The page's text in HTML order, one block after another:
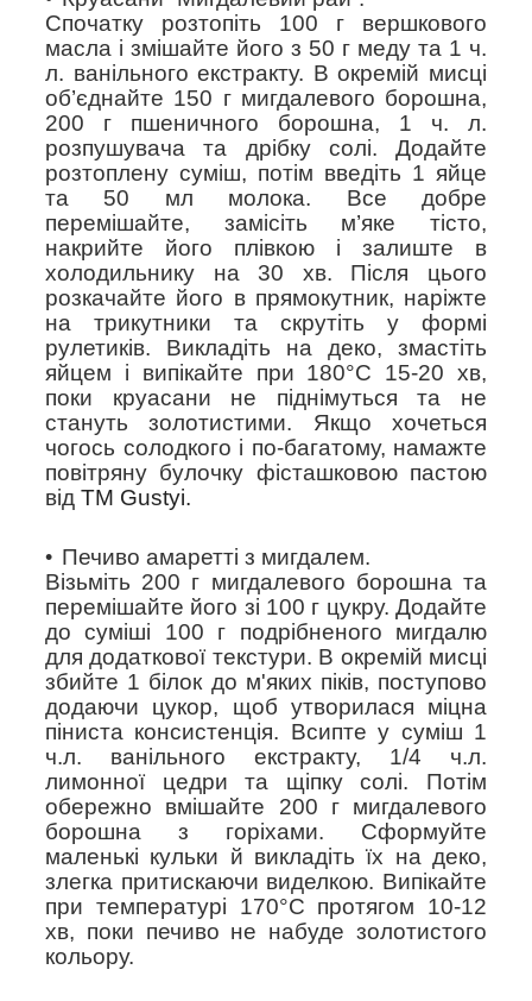
Спочатку розтопіть 100 г вершкового
масла і змішайте його з 50 г меду та 1 ч.
л. ванільного екстракту. В окремій мисці
об’єднайте 150 г мигдалевого борошна,
200 г пшеничного борошна, 1 ч. л.
розпушувача та дрібку солі. Додайте
розтоплену суміш, потім введіть 1 яйце
та 50 мл молока. Все добре
перемішайте, замісіть м’яке тісто,
накрийте його плівкою і залиште в
холодильнику на 30 хв. Після цього
розкачайте його в прямокутник, наріжте
на трикутники та скрутіть у формі
рулетиків. Викладіть на деко, змастіть
яйцем і випікайте при 180°C 15-20 хв,
поки круасани не піднімуться та не
стануть золотистими. Якщо хочеться
чогось солодкого і по-багатому, намажте
повітряну булочку фісташковою пастою
від ТМ Gustyi.
Печиво амаретті з мигдалем.
Візьміть 200 г мигдалевого борошна та
перемішайте його зі 100 г цукру. Додайте
до суміші 100 г подрібненого мигдалю
для додаткової текстури. В окремій мисці
збийте 1 білок до м'яких піків, поступово
додаючи цукор, щоб утворилася міцна
піниста консистенція. Всипте у суміш 1
ч.л. ванільного екстракту, 1/4 ч.л.
лимонної цедри та щіпку солі. Потім
обережно вмішайте 200 г мигдалевого
борошна з горіхами. Сформуйте
маленькі кульки й викладіть їх на деко,
злегка притискаючи виделкою. Випікайте
при температурі 170°C протягом 10-12
хв, поки печиво не набуде золотистого
кольору.